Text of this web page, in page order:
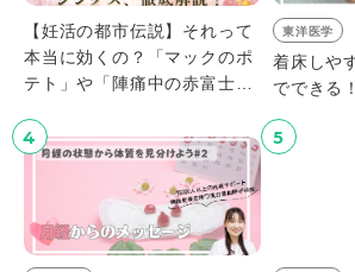
【妊活の都市伝説】それって
本当に効くの？「マックのポ
テト」や「陣痛中の赤富士」
ジンクス、徹底解説！
東洋医学
着床しや
でできる
4 5